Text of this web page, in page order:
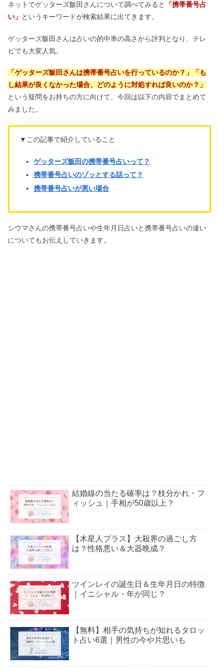
ネットでゲッターズ飯田さんについて調べてみると
「携帯番号占
い」 というキーワードが検索結果に出てきます。
ゲッターズ飯田さんは占いの的中率の高さから評判となり、テレ
ビでも大変人気。
「ゲッターズ飯田さんは携帯番号占いを行っているのか？」「も
し結果が良くなかった場合、どのように対処すれば良いのか？」
という疑問をお持ちの方に向けて、今回は以下の内容でまとめて
みました。
▼この記事で紹介していること
ゲッターズ飯田の携帯番号占いって？
携帯番号占いのゾッとする話って？
携帯番号占いが悪い場合
シウマさんの携帯番号占いや生年月日占いと携帯番号占いの違い
についてもお伝えしていきます。
結婚線の当たる確率は？枝分かれ・フ
ィッシュ｜手相が50歳以上？
【木星人プラス】大殺界の過ごし方
は？性格悪い＆大器晩成？
ツインレイの誕生日＆生年月日の特徴
｜イニシャル・年が同じ？
【無料】相手の気持ちが知れるタロッ
ト占い6選｜男性の今や片思いも